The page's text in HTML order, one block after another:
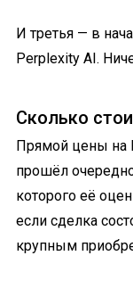
И третья — в
Perplexity AI.
Сколько
Прямой цены на
прошёл
которого её
если сделка
крупным